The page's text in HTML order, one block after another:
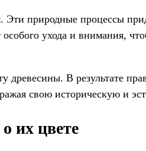
Эти природные процессы
ухода и внимания,
древесины. В результате
свою историческую и
их цвете